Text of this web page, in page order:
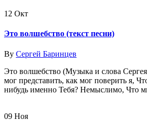
12 Окт
Это волшебство (текст песни)
By Сергей Баринцев
Это волшебство (Музыка и слова
мог представить, как мог поверить я,
нибудь именно Тебя? Немыслимо, Что
09 Ноя